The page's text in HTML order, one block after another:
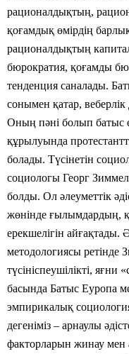
рационалдықтың,
қоғамдық өмірдің
рационалдықтың
бюрократия, қоғамды
тенденция саналады.
сонымен қатар,
Оның пәні болып батыс
құрылуында
болады. Түсінетін
социологы Георг
болды. Ол әлеуметтік
жөнінде ғылымдардың,
ерекшелігін
методологиясы ретінде
түсініспеушілікті, яғни
басында Батыс Еуропа
эмпирикалық
дегеніміз – арнаулы
факторларын жинау мен